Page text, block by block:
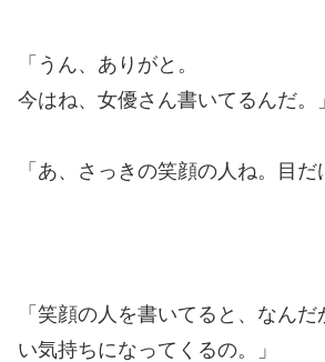
「うん、ありがと。
今はね、女優さん書いてるんだ。」
「あ、さっきの笑顔の人ね。目だ
「笑顔の人を書いてると、なん
い気持ちになってくるの。」